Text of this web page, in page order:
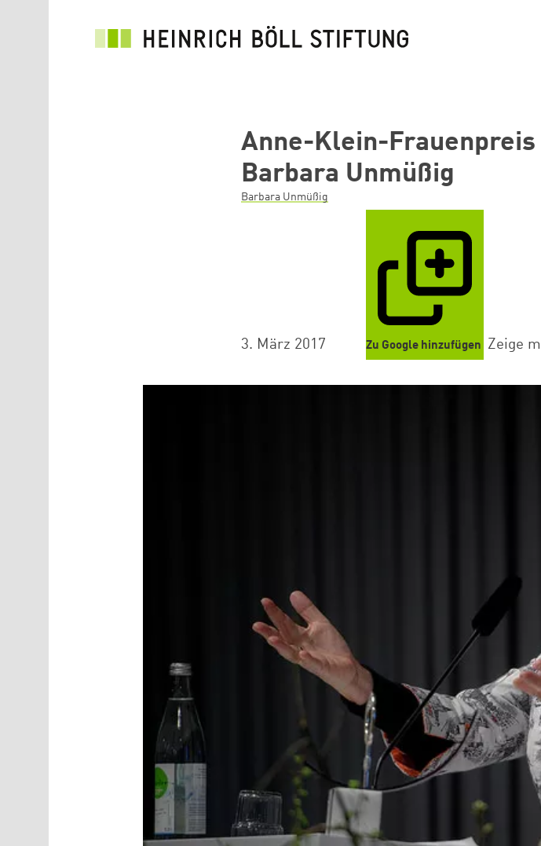
Anne-Klein-Frauenpreis
Barbara Unmüßig
Barbara Unmüßig
3. März 2017 Zu Google hinzufügen Zeige